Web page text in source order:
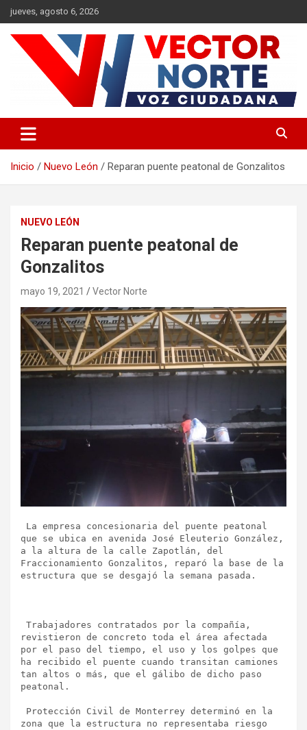
Saltar
al
contenido
jueves, agosto 6, 2026
Vector Norte
Inicio Nuevo León Reparan puente peatonal de Gonzalitos
NUEVO LEÓN
Reparan puente peatonal de
Gonzalitos
mayo 19, 2021 Vector Norte
que se ubica en avenida José Eleuterio González,
a la altura de la calle Zapotlán, del
Fraccionamiento Gonzalitos, reparó la base de la
estructura que se desgajó la semana pasada.
revistieron de concreto toda el área afectada
por el paso del tiempo, el uso y los golpes que
ha recibido el puente cuando transitan camiones
tan altos o más, que el gálibo de dicho paso
peatonal.
zona que la estructura no representaba riesgo